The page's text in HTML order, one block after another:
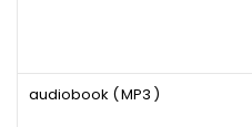
audiobook (MP3 )